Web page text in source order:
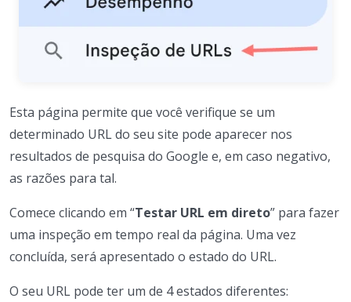
Esta página permite que você verifique se um
determinado URL do seu site pode aparecer nos
resultados de pesquisa do Google e, em caso negativo,
as razões para tal.
Comece clicando em “Testar URL em direto” para fazer
uma inspeção em tempo real da página. Uma vez
concluída, será apresentado o estado do URL.
O seu URL pode ter um de 4 estados diferentes: